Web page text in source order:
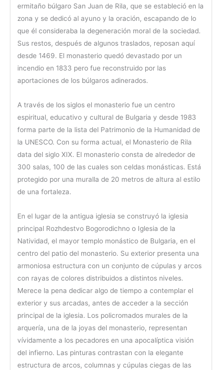
ermitaño búlgaro San Juan de Rila, que se estableció en la
zona y se dedicó al ayuno y la oración, escapando de lo
que él consideraba la degeneración moral de la sociedad.
Sus restos, después de algunos traslados, reposan aquí
desde 1469. El monasterio quedó devastado por un
incendio en 1833 pero fue reconstruido por las
aportaciones de los búlgaros adinerados.
A través de los siglos el monasterio fue un centro
espiritual, educativo y cultural de Bulgaria y desde 1983
forma parte de la lista del Patrimonio de la Humanidad de
la UNESCO. Con su forma actual, el Monasterio de Rila
data del siglo XIX. El monasterio consta de alrededor de
300 salas, 100 de las cuales son celdas monásticas. Está
protegido por una muralla de 20 metros de altura al estilo
de una fortaleza.
En el lugar de la antigua iglesia se construyó la iglesia
principal Rozhdestvo Bogorodichno o Iglesia de la
Natividad, el mayor templo monástico de Bulgaria, en el
centro del patio del monasterio. Su exterior presenta una
armoniosa estructura con un conjunto de cúpulas y arcos
con rayas de colores distribuidos a distintos niveles.
Merece la pena dedicar algo de tiempo a contemplar el
exterior y sus arcadas, antes de acceder a la sección
principal de la iglesia. Los policromados murales de la
arquería, una de la joyas del monasterio, representan
vívidamente a los pecadores en una apocalíptica visión
del infierno. Las pinturas contrastan con la elegante
estructura de arcos, columnas y cúpulas ciegas de las